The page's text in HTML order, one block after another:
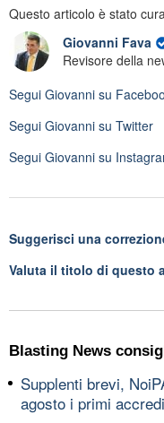
Questo articolo è stato
Giovanni Fava
Revisore della
Segui Giovanni su
Segui Giovanni su Twitter
Segui Giovanni su
Suggerisci una
Valuta il titolo di questo
Blasting News
Supplenti brevi,
agosto i primi